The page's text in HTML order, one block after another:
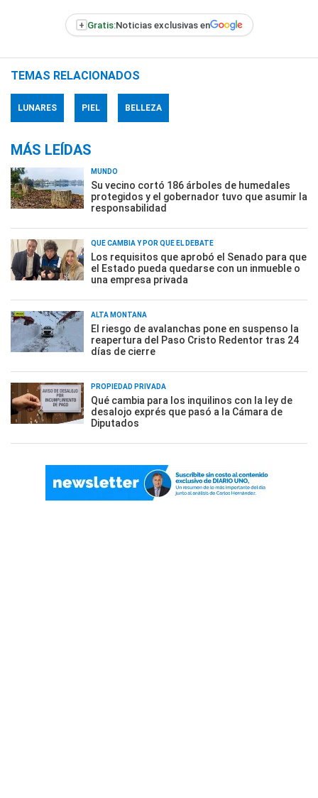
+ Gratis:Noticias exclusivas en
TEMAS RELACIONADOS
LUNARES PIEL BELLEZA
MÁS LEÍDAS
MUNDO
Su vecino cortó 186 árboles de humedales
protegidos y el gobernador tuvo que asumir la
responsabilidad
QUÉ CAMBIA Y POR QUÉ EL DEBATE
Los requisitos que aprobó el Senado para que
el Estado pueda quedarse con un inmueble o
una empresa privada
ALTA MONTAÑA
El riesgo de avalanchas pone en suspenso la
reapertura del Paso Cristo Redentor tras 24
días de cierre
PROPIEDAD PRIVADA
Qué cambia para los inquilinos con la ley de
desalojo exprés que pasó a la Cámara de
Diputados